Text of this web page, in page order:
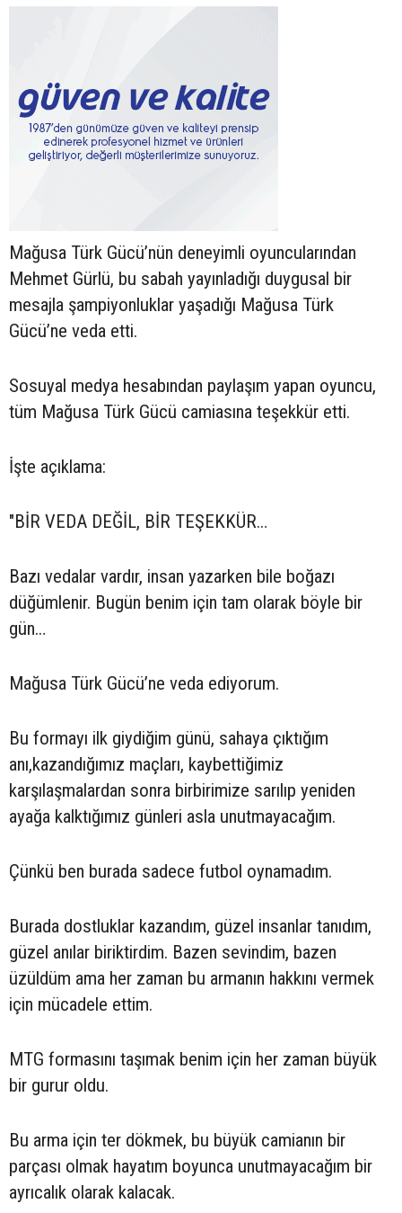
Mağusa Türk Gücü’nün deneyimli oyuncularından
Mehmet Gürlü, bu sabah yayınladığı duygusal bir
mesajla şampiyonluklar yaşadığı Mağusa Türk
Gücü’ne veda etti.
Sosuyal medya hesabından paylaşım yapan oyuncu,
tüm Mağusa Türk Gücü camiasına teşekkür etti.
İşte açıklama:
"BİR VEDA DEĞİL, BİR TEŞEKKÜR…
Bazı vedalar vardır, insan yazarken bile boğazı
düğümlenir. Bugün benim için tam olarak böyle bir
gün…
Mağusa Türk Gücü’ne veda ediyorum.
Bu formayı ilk giydiğim günü, sahaya çıktığım
anı,kazandığımız maçları, kaybettiğimiz
karşılaşmalardan sonra birbirimize sarılıp yeniden
ayağa kalktığımız günleri asla unutmayacağım.
Çünkü ben burada sadece futbol oynamadım.
Burada dostluklar kazandım, güzel insanlar tanıdım,
güzel anılar biriktirdim. Bazen sevindim, bazen
üzüldüm ama her zaman bu armanın hakkını vermek
için mücadele ettim.
MTG formasını taşımak benim için her zaman büyük
bir gurur oldu.
Bu arma için ter dökmek, bu büyük camianın bir
parçası olmak hayatım boyunca unutmayacağım bir
ayrıcalık olarak kalacak.